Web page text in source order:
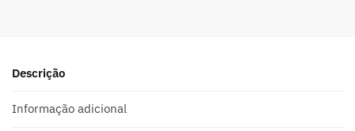
Descrição
Informação adicional